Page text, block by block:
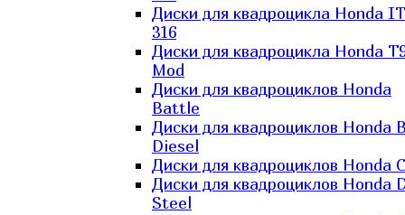
Диски для квадроцикла Honda
316
Диски для квадроцикла Honda
Mod
Диски для квадроциклов Honda
Battle
Диски для квадроциклов Honda
Diesel
Диски для квадроциклов Honda
Диски для квадроциклов Honda
Steel